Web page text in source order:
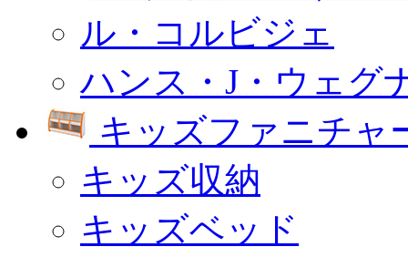
ル・コルビジェ
ハンス・J・ウェグ
キッズファニチャ
キッズ収納
キッズベッド